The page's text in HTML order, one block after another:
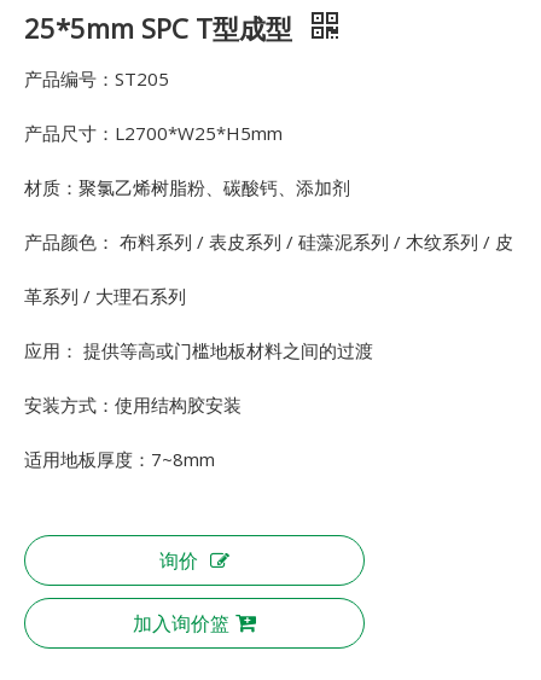
25*5mm SPC T型成型
产品编号：ST205
产品尺寸：L2700*W25*H5mm
材质：聚氯乙烯树脂粉、碳酸钙、添加剂
产品颜色： 布料系列 / 表皮系列 / 硅藻泥系列 / 木纹系列 / 皮
革系列 / 大理石系列
应用： 提供等高或门槛地板材料之间的过渡
安装方式：使用结构胶安装
适用地板厚度：7~8mm
询价
加入询价篮